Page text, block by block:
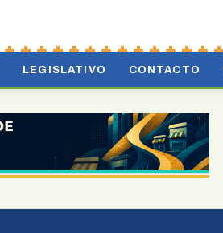
LEGISLATIVO CONTACTO